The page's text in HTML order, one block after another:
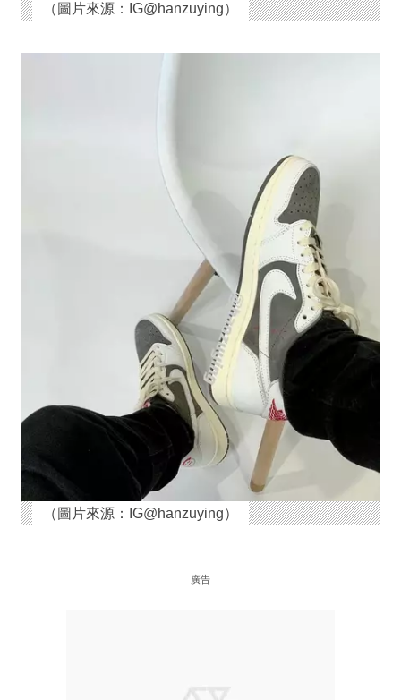
（圖片來源：IG@hanzuying）
（圖片來源：IG@hanzuying）
廣告